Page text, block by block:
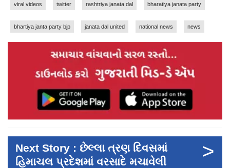
viral videos twitter rashtriya janata dal bharatiya janata party
bhartiya janta party bjp janata dal united national news news
Next Story : છેલ્લા ત્રણ દિવસમાં
હિમાચલ પ્રદેશમાં વરસાદે મચાવેલી
>